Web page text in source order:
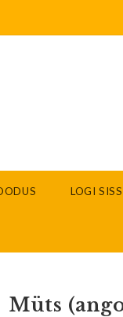
LOGI
Müts